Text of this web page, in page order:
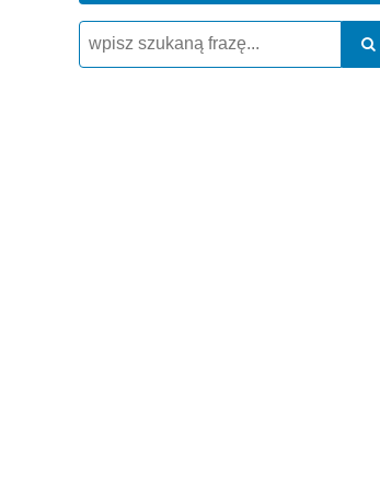
Wyszukiwarka
Szukaj